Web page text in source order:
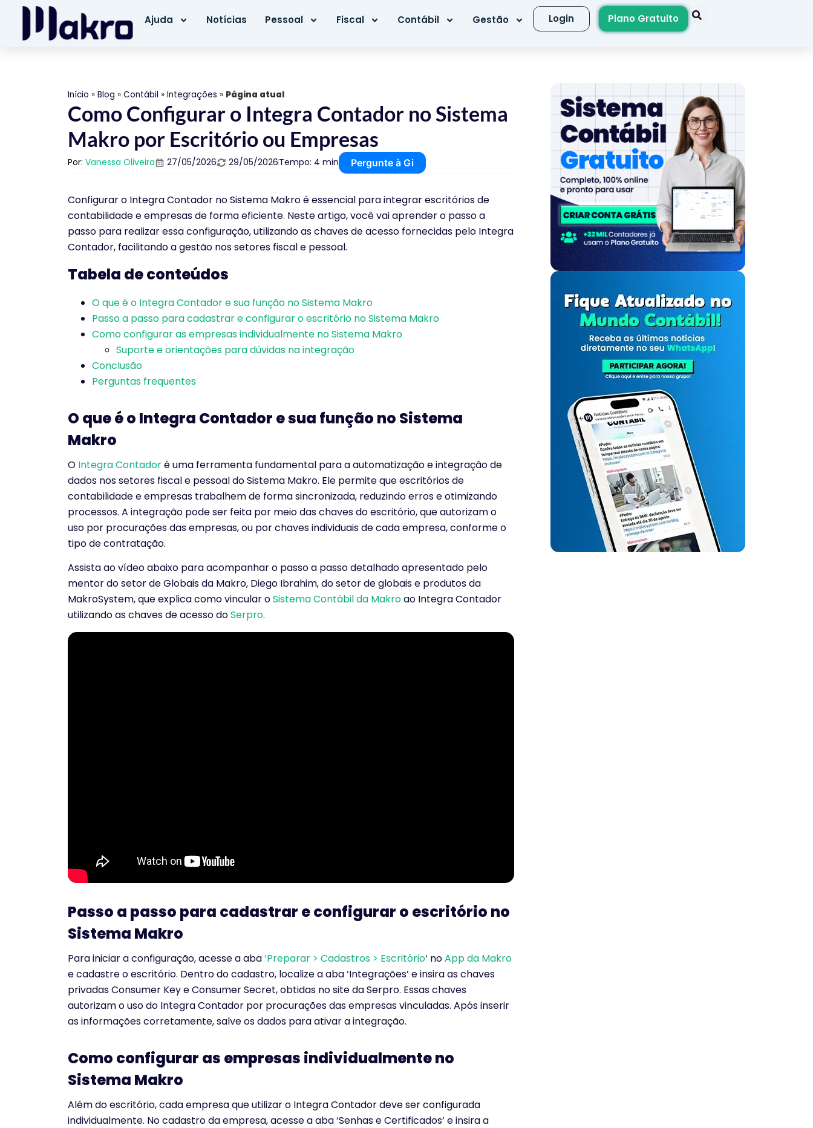
Ajuda Notícias Pessoal Fiscal Contábil Gestão Login Plano Gratuito
Início » Blog » Contábil » Integrações » Página atual
Como Configurar o Integra Contador no Sistema
Makro por Escritório ou Empresas
Por: Vanessa Oliveira 27/05/2026 29/05/2026Tempo: 4 min Pergunte à Gi
Configurar o Integra Contador no Sistema Makro é essencial para integrar escritórios de
contabilidade e empresas de forma eficiente. Neste artigo, você vai aprender o passo a
passo para realizar essa configuração, utilizando as chaves de acesso fornecidas pelo Integra
Contador, facilitando a gestão nos setores fiscal e pessoal.
Tabela de conteúdos
O que é o Integra Contador e sua função no Sistema Makro
Passo a passo para cadastrar e configurar o escritório no Sistema Makro
Como configurar as empresas individualmente no Sistema Makro
Suporte e orientações para dúvidas na integração
Conclusão
Perguntas frequentes
O que é o Integra Contador e sua função no Sistema
Makro
O Integra Contadoré uma ferramenta fundamental para a automatização e integração de
dados nos setores fiscal e pessoal do Sistema Makro. Ele permite que escritórios de
contabilidade e empresas trabalhem de forma sincronizada, reduzindo erros e otimizando
processos. A integração pode ser feita por meio das chaves do escritório, que autorizam o
uso por procurações das empresas, ou por chaves individuais de cada empresa, conforme o
tipo de contratação.
Assista ao vídeo abaixo para acompanhar o passo a passo detalhado apresentado pelo
mentor do setor de Globais da Makro, Diego Ibrahim, do setor de globais e produtos da
MakroSystem, que explica como vincular oSistema Contábil da Makroao Integra Contador
utilizando as chaves de acesso doSerpro.
Passo a passo para cadastrar e configurar o escritório no
Sistema Makro
Para iniciar a configuração, acesse a aba‘Preparar > Cadastros > Escritório‘ noApp da Makro
e cadastre o escritório. Dentro do cadastro, localize a aba ‘Integrações’ e insira as chaves
privadas Consumer Key e Consumer Secret, obtidas no site da Serpro. Essas chaves
autorizam o uso do Integra Contador por procurações das empresas vinculadas. Após inserir
as informações corretamente, salve os dados para ativar a integração.
Como configurar as empresas individualmente no
Sistema Makro
Além do escritório, cada empresa que utilizar o Integra Contador deve ser configurada
individualmente. No cadastro da empresa, acesse a aba ‘Senhas e Certificados’ e insira a